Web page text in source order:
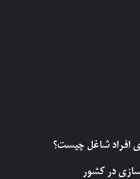
افراد شاغل چیست؟
در کشور